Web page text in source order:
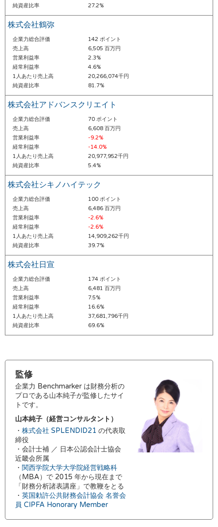
純資産比率
27.2%
株式会社鶴弥
企業力総合評価
142 ポイント
売上高
6,505 百万円
営業利益率
2.3%
経常利益率
4.6%
1人あたり売上高
20,266,074千円
純資産比率
81.7%
株式会社アドバンスクリエイト
企業力総合評価
70 ポイント
売上高
6,608 百万円
営業利益率
-9.2%
経常利益率
-14.0%
1人あたり売上高
20,977,952千円
純資産比率
5.4%
株式会社シキノハイテック
企業力総合評価
100 ポイント
売上高
6,486 百万円
営業利益率
-2.6%
経常利益率
-2.6%
1人あたり売上高
14,909,262千円
純資産比率
39.7%
株式会社日宣
企業力総合評価
174 ポイント
売上高
6,481 百万円
営業利益率
7.5%
経常利益率
16.6%
1人あたり売上高
37,681,796千円
純資産比率
69.6%
監修
企業力 Benchmarker は財務分析の
プロである山本純子が監修したサイ
トです。
山本純子（経営コンサルタント）
・ 株式会社 SPLENDID21 の代表取
締役
・会計士補 ／ 日本公認会計士協会
近畿会所属
・ 関西学院大学大学院経営戦略科
（MBA）で 2015 年から現在まで
「財務分析諸表講座」で教鞭をとる
・ 英国勅許公共財務会計協会 名誉会
員 CIPFA Honorary Member